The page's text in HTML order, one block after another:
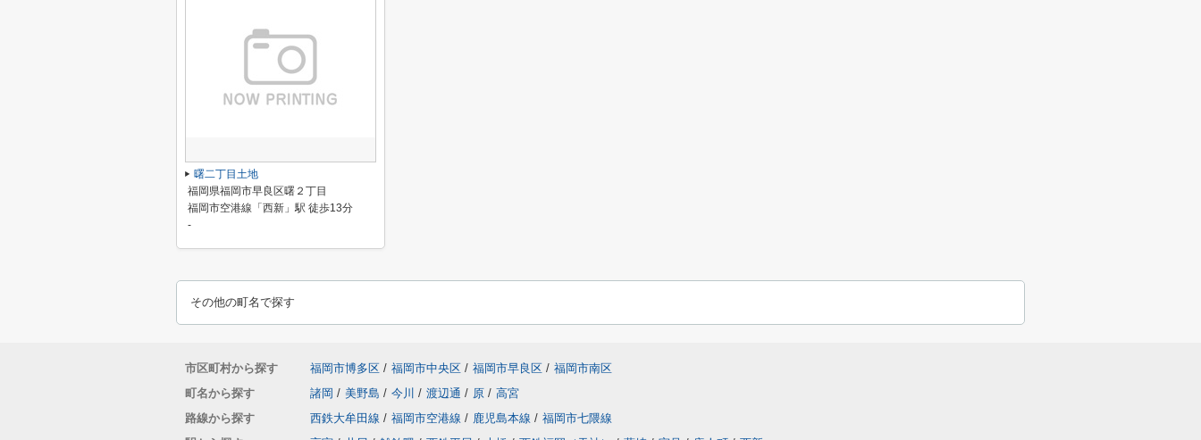
曙二丁目土地
福岡県福岡市早良区曙２丁目
福岡市空港線「西新」駅 徒歩13分
-
その他の町名で探す
市区町村から探す 福岡市博多区 / 福岡市中央区 / 福岡市早良区 / 福岡市南区
町名から探す
諸岡 / 美野島 / 今川 / 渡辺通 / 原 / 高宮
路線から探す
西鉄大牟田線 / 福岡市空港線 / 鹿児島本線 / 福岡市七隈線